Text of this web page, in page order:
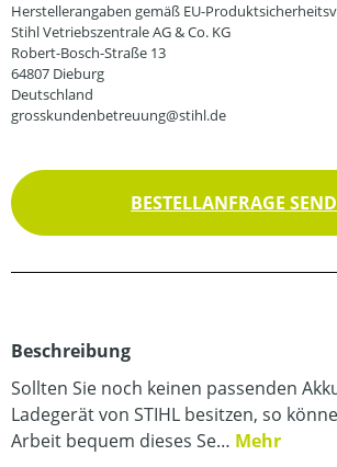
Herstellerangaben gemäß EU-
Stihl Vetriebszentrale AG & Co. KG
Robert-Bosch-Straße 13
64807 Dieburg
Deutschland
grosskundenbetreuung@stihl.de
BESTELLANFRAGE
Beschreibung
Sollten Sie noch keinen passenden
Ladegerät von STIHL besitzen, so
Arbeit bequem dieses Se… Mehr